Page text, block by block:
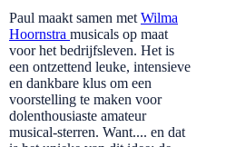
Paul maakt samen met Wilma
Hoornstra musicals op maat
voor het bedrijfsleven. Het is
een ontzettend leuke, intensieve
en dankbare klus om een
voorstelling te maken voor
dolenthousiaste amateur
musical-sterren. Want.... en dat